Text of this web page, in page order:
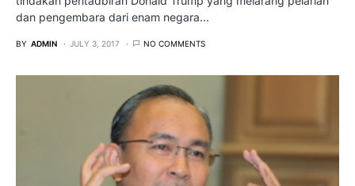
dan pengembara dari enam negara…
BY ADMIN JULY 3, 2017 NO COMMENTS